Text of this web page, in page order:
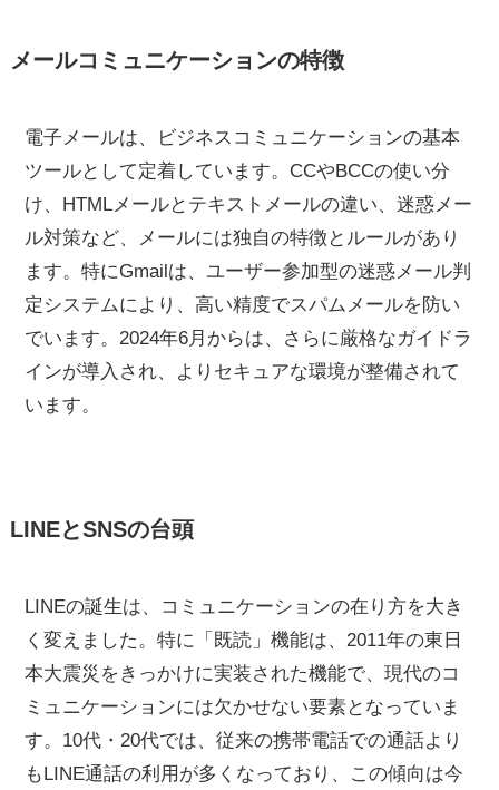
メールコミュニケーションの特徴
電子メールは、ビジネスコミュニケーションの基本
ツールとして定着しています。CCやBCCの使い分
け、HTMLメールとテキストメールの違い、迷惑メー
ル対策など、メールには独自の特徴とルールがあり
ます。特にGmailは、ユーザー参加型の迷惑メール判
定システムにより、高い精度でスパムメールを防い
でいます。2024年6月からは、さらに厳格なガイドラ
インが導入され、よりセキュアな環境が整備されて
います。
LINEとSNSの台頭
LINEの誕生は、コミュニケーションの在り方を大き
く変えました。特に「既読」機能は、2011年の東日
本大震災をきっかけに実装された機能で、現代のコ
ミュニケーションには欠かせない要素となっていま
す。10代・20代では、従来の携帯電話での通話より
もLINE通話の利用が多くなっており、この傾向は今